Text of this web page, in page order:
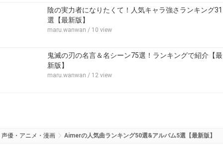
陰の実力者になりたくて！人気キャラ強さランキング31
選【最新版】
maru.wanwan / 10 view
鬼滅の刃の名言＆名シーン75選！ランキングで紹介【最
新版】
maru.wanwan / 12 view
声優・アニメ・漫画 Aimerの人気曲ランキング50選&アルバム5選【最新版】